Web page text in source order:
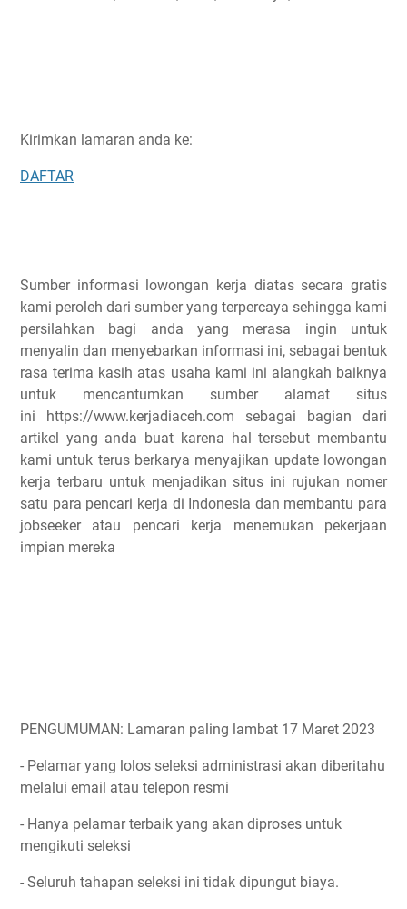
Kirimkan lamaran anda ke:
DAFTAR
Sumber informasi lowongan kerja diatas secara gratis
kami peroleh dari sumber yang terpercaya sehingga kami
persilahkan bagi anda yang merasa ingin untuk
menyalin dan menyebarkan informasi ini, sebagai bentuk
rasa terima kasih atas usaha kami ini alangkah baiknya
untuk mencantumkan sumber alamat situs
ini https://www.kerjadiaceh.com sebagai bagian dari
artikel yang anda buat karena hal tersebut membantu
kami untuk terus berkarya menyajikan update lowongan
kerja terbaru untuk menjadikan situs ini rujukan nomer
satu para pencari kerja di Indonesia dan membantu para
jobseeker atau pencari kerja menemukan pekerjaan
impian mereka
PENGUMUMAN: Lamaran paling lambat 17 Maret 2023
- Pelamar yang lolos seleksi administrasi akan diberitahu
melalui email atau telepon resmi
- Hanya pelamar terbaik yang akan diproses untuk
mengikuti seleksi
- Seluruh tahapan seleksi ini tidak dipungut biaya.